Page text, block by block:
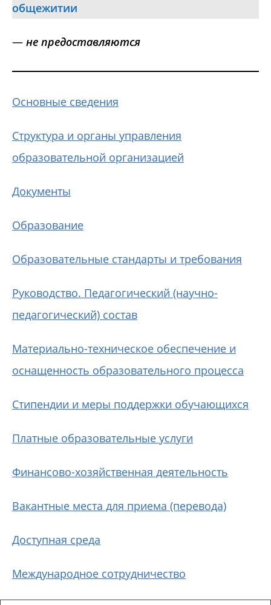
общежитии
— не предоставляются
Основные сведения
Структура и органы управления
образовательной организацией
Документы
Образование
Образовательные стандарты и требования
Руководство. Педагогический (научно-
педагогический) состав
Материально-техническое обеспечение и
оснащенность образовательного процесса
Стипендии и меры поддержки обучающихся
Платные образовательные услуги
Финансово-хозяйственная деятельность
Вакантные места для приема (перевода)
Доступная среда
Международное сотрудничество